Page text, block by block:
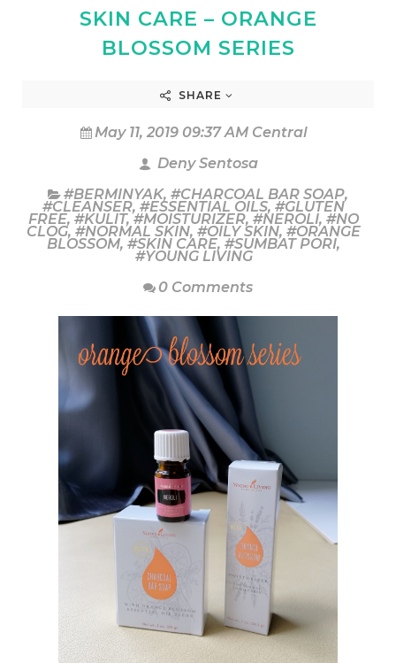
SKIN CARE – ORANGE
BLOSSOM SERIES
SHARE
May 11, 2019 09:37 AM Central
Deny Sentosa
#BERMINYAK, #CHARCOAL BAR SOAP,
#CLEANSER, #ESSENTIAL OILS, #GLUTEN
FREE, #KULIT,#MOISTURIZER, #NEROLI, #NO
CLOG, #NORMAL SKIN, #OILY SKIN, #ORANGE
BLOSSOM, #SKIN CARE, #SUMBAT PORI,
#YOUNG LIVING
0 Comments